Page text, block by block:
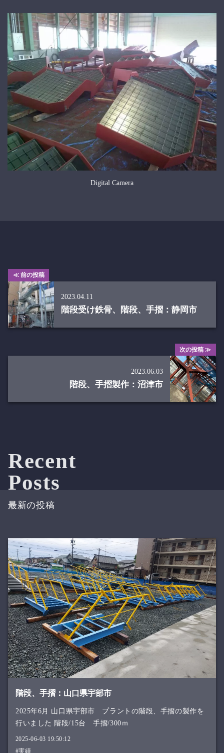
Digital Camera
≪ 前の投稿
2023.04.11
階段受け鉄骨、階段、手摺：静岡市
次の投稿 ≫
2023.06.03
階段、手摺製作：沼津市
Recent
Posts
最新の投稿
階段、手摺：山口県宇部市
2025年6月 山口県宇部市 プラントの階段、手摺の製作を
行いました 階段/15台 手摺/300ｍ
2025-06-03 19:50:12
#実績